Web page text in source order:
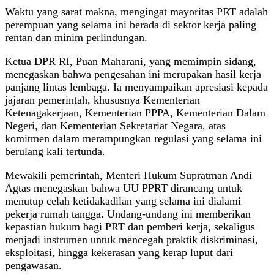
Waktu yang sarat makna, mengingat mayoritas PRT adalah
perempuan yang selama ini berada di sektor kerja paling
rentan dan minim perlindungan.
Ketua DPR RI, Puan Maharani, yang memimpin sidang,
menegaskan bahwa pengesahan ini merupakan hasil kerja
panjang lintas lembaga. Ia menyampaikan apresiasi kepada
jajaran pemerintah, khususnya Kementerian
Ketenagakerjaan, Kementerian PPPA, Kementerian Dalam
Negeri, dan Kementerian Sekretariat Negara, atas
komitmen dalam merampungkan regulasi yang selama ini
berulang kali tertunda.
Mewakili pemerintah, Menteri Hukum Supratman Andi
Agtas menegaskan bahwa UU PPRT dirancang untuk
menutup celah ketidakadilan yang selama ini dialami
pekerja rumah tangga. Undang-undang ini memberikan
kepastian hukum bagi PRT dan pemberi kerja, sekaligus
menjadi instrumen untuk mencegah praktik diskriminasi,
eksploitasi, hingga kekerasan yang kerap luput dari
pengawasan.